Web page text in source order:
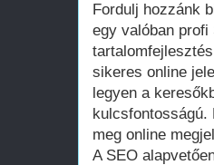
Fordulj hozzánk
egy valóban
sikeres online
legyen a
kulcsfontosságú.
meg online
A SEO